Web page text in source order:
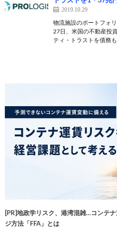
2019.10.29
物流施設のポートフォ
27日、米国の不動産投
ティ・トラストを債務
[PR]地政学リスク、港湾混雑…コンテ
ジ方法「FFA」とは